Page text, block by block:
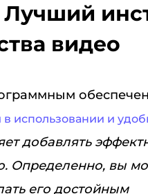
Лучший
видео
в использовании и
добавлять
Определенно, вы
его достойным